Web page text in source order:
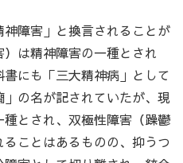
障害」と換言されることが
は精神障害の一種とされ
にも「三大精神病」として
」の名が記されていたが、現
とされ、双極性障害（躁鬱
ことはあるものの、抑うつ